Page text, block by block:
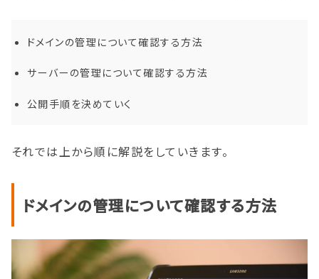
ドメインの管理について確認する方法
サーバーの管理について確認する方法
公開手順を決めていく
それでは上から順に解説をしていきます。
ドメインの管理について確認する方法